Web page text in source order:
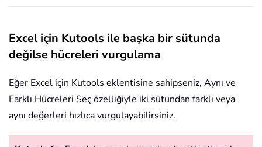
Excel için Kutools ile başka bir sütunda
değilse hücreleri vurgulama
Eğer Excel için Kutools eklentisine sahipseniz, Aynı ve
Farklı Hücreleri Seç özelliğiyle iki sütundan farklı veya
aynı değerleri hızlıca vurgulayabilirsiniz.